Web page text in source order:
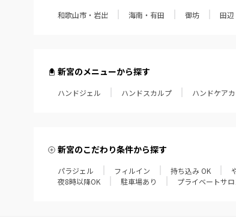
和歌山市・岩出 海南・有田 御坊 田辺
新宮のメニューから探す
ハンドジェル ハンドスカルプ ハンドケア
新宮のこだわり条件から探す
パラジェル フィルイン 持ち込み OK
夜8時以降OK
駐車場あり プライベートサロ